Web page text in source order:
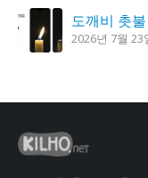
도깨비 촛
2026년 7월 23
K플레이어
2026년 7월 28일